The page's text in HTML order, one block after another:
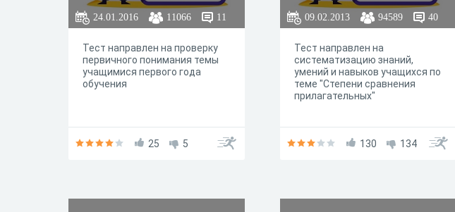
24.01.2016 11066 11
Тест направлен на проверку
первичного понимания темы
учащимися первого года
обучения
25 5
09.02.2013 94589 40
Тест направлен на
систематизацию знаний,
умений и навыков учащихся по
теме "Степени сравнения
прилагательных"
130 134